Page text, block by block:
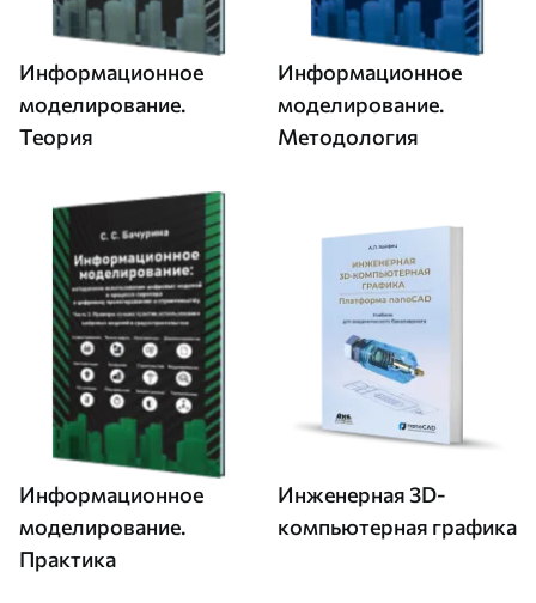
Информационное
моделирование.
Теория
Информационное
моделирование.
Методология
Информационное
моделирование.
Практика
Инженерная 3D-
компьютерная графика